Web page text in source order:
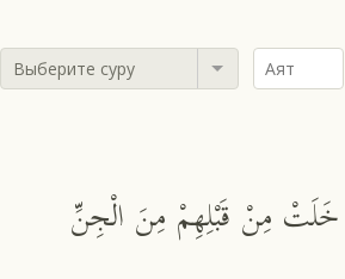
Выберите суру
خَلَتْ مِنْ قَبْلِهِمْ مِنَ الْجِنِّ